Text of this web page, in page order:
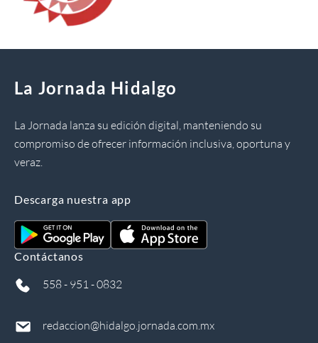
La Jornada Hidalgo
La Jornada lanza su edición digital, manteniendo su
compromiso de ofrecer información inclusiva, oportuna y
veraz.
Descarga nuestra app
Contáctanos
558 - 951 - 0832
redaccion@hidalgo.jornada.com.mx